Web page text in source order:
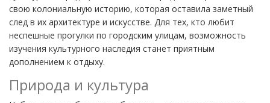
свою колониальную историю, которая оставила заметный
след в их архитектуре и искусстве. Для тех, кто любит
неспешные прогулки по городским улицам, возможность
изучения культурного наследия станет приятным
дополнением к отдыху.
Природа и культура